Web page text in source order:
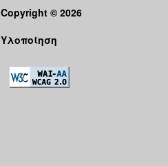
Copyright © 2026
Υλοποίηση